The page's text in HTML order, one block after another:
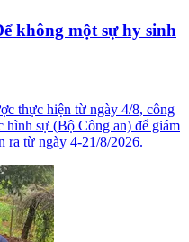
không một sự hy sinh
thực hiện từ ngày 4/8, công
hình sự (Bộ Công an) để giám
ra từ ngày 4-21/8/2026.